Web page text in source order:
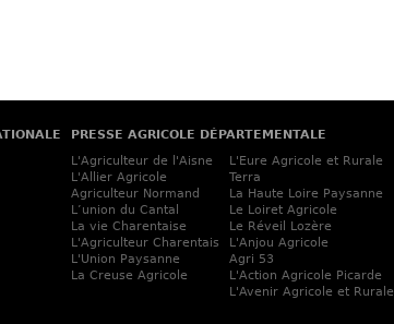
PRESSE AGRICOLE DÉPARTEMENTALE
L'Agriculteur de l'Aisne
L'Allier Agricole
Agriculteur Normand
L’union du Cantal
La vie Charentaise
L'Agriculteur Charentais
L'Union Paysanne
La Creuse Agricole
L'Eure Agricole et Rurale
Terra
La Haute Loire Paysanne
Le Loiret Agricole
Le Réveil Lozère
L'Anjou Agricole
Agri 53
L'Action Agricole Picarde
L'Avenir Agricole et Rurale